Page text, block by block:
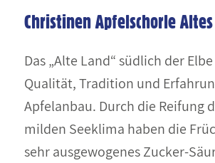
Christinen Apfelschorle
Das „Alte Land“ südlich der
Qualität, Tradition und
Apfelanbau. Durch die Reifung
milden Seeklima haben die
sehr ausgewogenes Zucker-